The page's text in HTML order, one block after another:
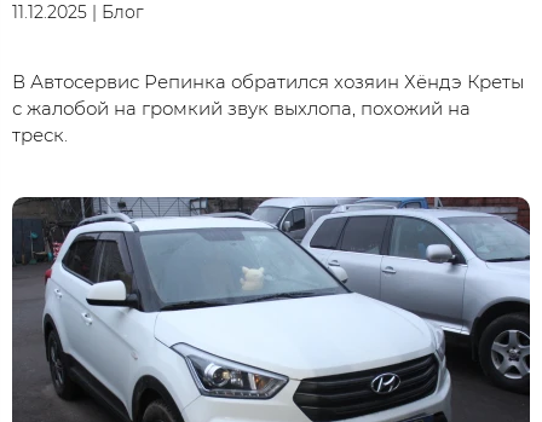
11.12.2025 | Блог
В Автосервис Репинка обратился хозяин Хёндэ Креты
с жалобой на громкий звук выхлопа, похожий на
треск.